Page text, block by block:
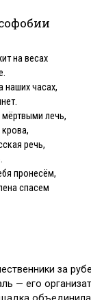
на весах
наших часах,
лечь,
крова,
речь,
пронесём,
спасем
за
— его